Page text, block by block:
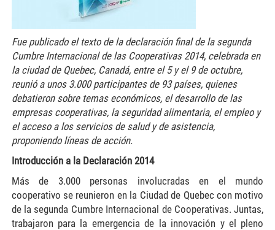
Fue publicado el texto de la declaración final de la segunda
Cumbre Internacional de las Cooperativas 2014, celebrada en
la ciudad de Quebec, Canadá, entre el 5 y el 9 de octubre,
reunió a unos 3.000 participantes de 93 países, quienes
debatieron sobre temas económicos, el desarrollo de las
empresas cooperativas, la seguridad alimentaria, el empleo y
el acceso a los servicios de salud y de asistencia,
proponiendo líneas de acción.
Introducción a la Declaración 2014
Más de 3.000 personas involucradas en el mundo
cooperativo se reunieron en la Ciudad de Quebec con motivo
de la segunda Cumbre Internacional de Cooperativas. Juntas,
trabajaron para la emergencia de la innovación y el pleno